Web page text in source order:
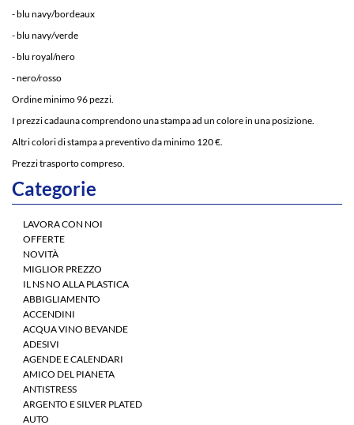
- blu navy/bordeaux
- blu navy/verde
- blu royal/nero
- nero/rosso
Ordine minimo 96 pezzi.
I prezzi cadauna comprendono una stampa ad un colore in una posizione.
Altri colori di stampa a preventivo da minimo 120 €.
Prezzi trasporto compreso.
Categorie
LAVORA CON NOI
OFFERTE
NOVITÀ
MIGLIOR PREZZO
IL NS NO ALLA PLASTICA
ABBIGLIAMENTO
ACCENDINI
ACQUA VINO BEVANDE
ADESIVI
AGENDE E CALENDARI
AMICO DEL PIANETA
ANTISTRESS
ARGENTO E SILVER PLATED
AUTO